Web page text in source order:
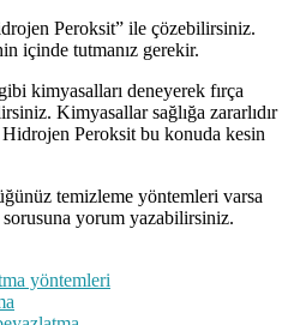
Peroksit” ile çözebilirsiniz.
içinde tutmanız gerekir.
kimyasalları deneyerek fırça
Kimyasallar sağlığa zararlıdır
Hidrojen Peroksit bu konuda kesin
temizleme yöntemleri varsa
sorusuna yorum yazabilirsiniz.
yöntemleri